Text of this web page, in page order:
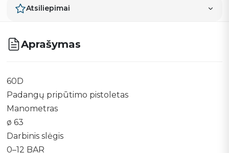
Atsiliepimai
Aprašymas
60D
Padangų pripūtimo pistoletas
Manometras
ø 63
Darbinis slėgis
0–12 BAR